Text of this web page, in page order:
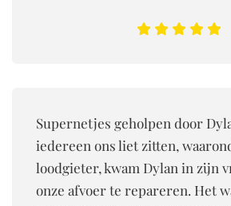
Supernetjes geholpen door
iedereen ons liet zitten,
loodgieter, kwam Dylan in zijn
onze afvoer te repareren. Het